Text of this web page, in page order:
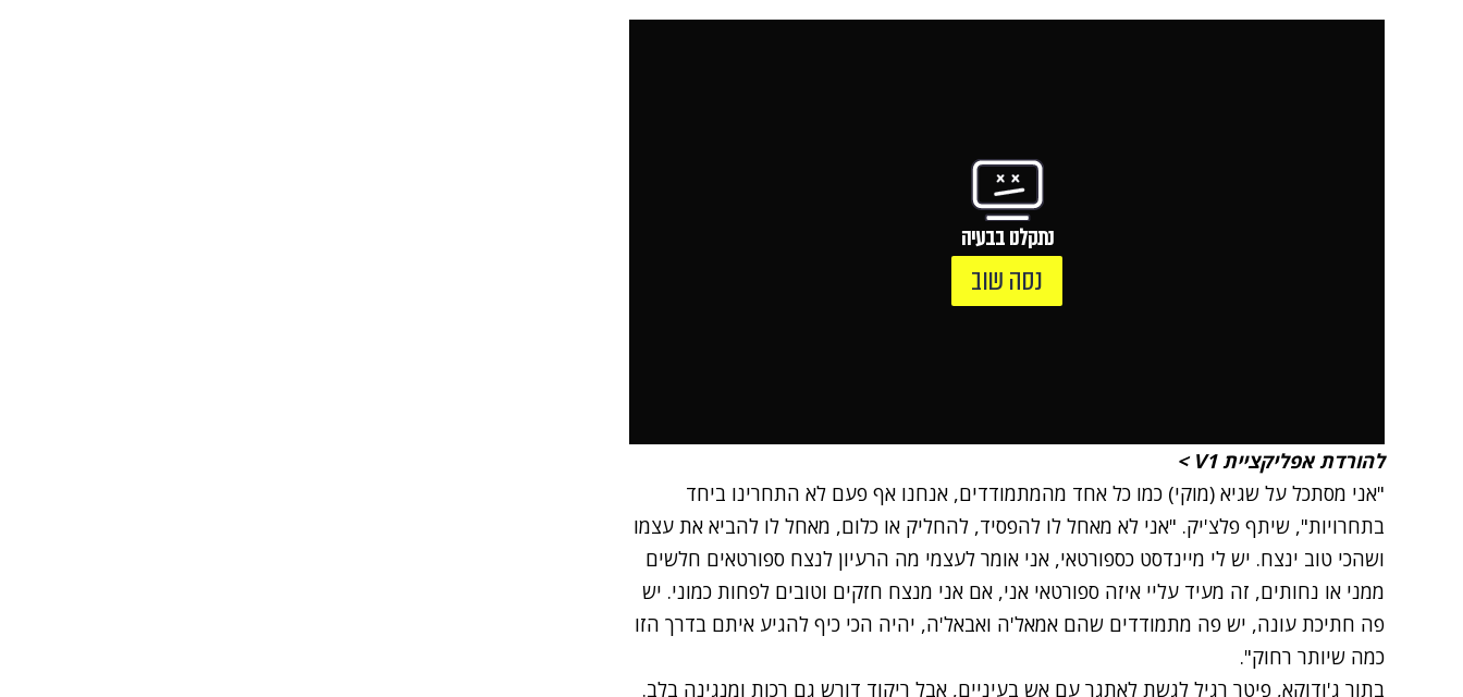
נתקלנו בבעיה
נסה שוב
להורדת אפליקציית V1 >
"אני מסתכל על שגיא (מוקי) כמו כל אחד מהמתמודדים, אנחנו אף פעם לא התחרינו ביחד
בתחרויות", שיתף פלצ'יק. "אני לא מאחל לו להפסיד, להחליק או כלום, מאחל לו להביא את עצמו
ושהכי טוב ינצח. יש לי מיינדסט כספורטאי, אני אומר לעצמי מה הרעיון לנצח ספורטאים חלשים
ממני או נחותים, זה מעיד עליי איזה ספורטאי אני, אם אני מנצח חזקים וטובים לפחות כמוני. יש
פה חתיכת עונה, יש פה מתמודדים שהם אמאל'ה ואבאל'ה, יהיה הכי כיף להגיע איתם בדרך הזו
כמה שיותר רחוק".
בתור ג'ודוקא, פיטר רגיל לגשת לאתגר עם אש בעיניים, אבל ריקוד דורש גם רכות ומנגינה בלב.